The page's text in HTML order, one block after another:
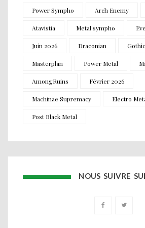
Power Sympho Arch Enemy
Atavistia Metal sympho
Juin 2026 Draconian
Masterplan Power Metal
AmongRuins Février 2026
Machinae Supremacy Electro
Post Black Metal
NOUS SUIVRE